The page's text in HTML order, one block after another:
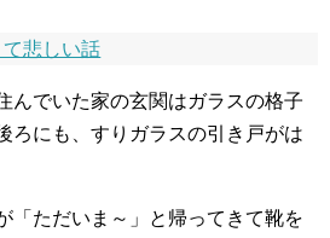
て悲しい話
んでいた家の玄関はガラスの格子
ろにも、すりガラスの引き戸がは
「ただいま～」と帰ってきて靴を